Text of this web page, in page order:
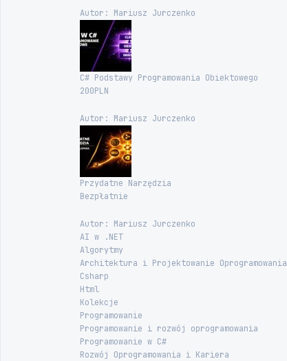
Autor: Mariusz Jurczenko
C# Podstawy Programowania Obiektowego
200PLN
Autor: Mariusz Jurczenko
Przydatne Narzędzia
Bezpłatnie
Autor: Mariusz Jurczenko
AI w .NET
Algorytmy
Architektura i Projektowanie Oprogramowania
Csharp
Html
Kolekcje
Programowanie
Programowanie i rozwój oprogramowania
Programowanie w C#
Rozwój Oprogramowania i Kariera